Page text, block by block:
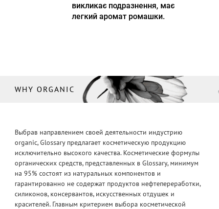
викликає подразнення, має
легкий аромат ромашки.
WHY ORGANIC
Выбрав направлением своей деятельности индустрию
organic, Glossary предлагает косметическую продукцию
исключительно высокого качества. Косметические формулы
органических средств, представленных в Glossary, минимум
на 95% состоят из натуральных компонентов и
гарантированно не содержат продуктов нефтепереработки,
силиконов, консервантов, искусственных отдушек и
красителей. Главным критерием выбора косметической